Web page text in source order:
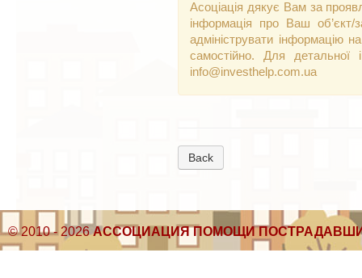
Асоціація дякує Вам за
інформація про Ваш
адмініструвати інформацію
самостійно. Для
info@investhelp.com.ua
Back
© 2010 - 2026АССОЦИАЦИЯ ПОМОЩИ